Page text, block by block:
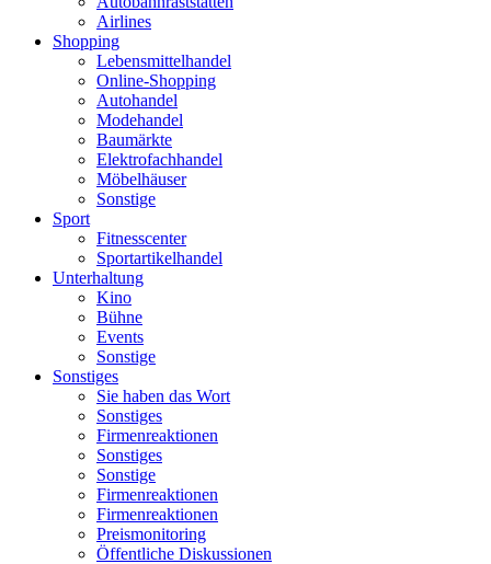
Airlines
Shopping
Lebensmittelhandel
Online-Shopping
Autohandel
Modehandel
Baumärkte
Elektrofachhandel
Möbelhäuser
Sonstige
Sport
Fitnesscenter
Sportartikelhandel
Unterhaltung
Kino
Bühne
Events
Sonstige
Sonstiges
Sie haben das Wort
Sonstiges
Firmenreaktionen
Sonstiges
Sonstige
Firmenreaktionen
Firmenreaktionen
Preismonitoring
Öffentliche Diskussionen